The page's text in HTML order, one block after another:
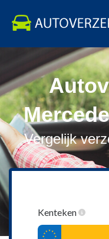
content
Vergelijk
Kenteken